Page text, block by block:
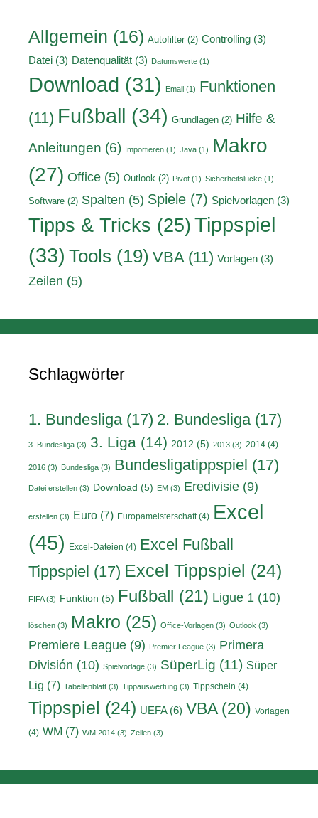
Allgemein (16) Autofilter (2) Controlling (3)
Datei (3) Datenqualität (3) Datumswerte (1)
Download (31) Email (1) Funktionen
(11) Fußball (34) Grundlagen (2) Hilfe &
Anleitungen (6) Importieren (1) Java (1)
Makro
(27) Office (5) Outlook (2) Pivot (1) Sicherheitslücke (1)
Software (2) Spalten (5) Spiele (7) Spielvorlagen (3)
Tipps & Tricks (25)Tippspiel
(33) Tools (19) VBA(11) Vorlagen (3)
Zeilen (5)
Schlagwörter
1. Bundesliga(17) 2. Bundesliga(17)
3. Bundesliga (3) 3. Liga (14) 2012 (5) 2013 (3) 2014 (4)
2016 (3) Bundesliga (3) Bundesligatippspiel (17)
Datei erstellen (3) Download (5) EM (3) Eredivisie (9)
erstellen (3) Euro (7) Europameisterschaft(4) Excel
(45)
Excel-Dateien (4) Excel Fußball
Tippspiel (17) Excel Tippspiel (24)
FIFA(3) Funktion (5) Fußball (21) Ligue 1 (10)
löschen (3) Makro (25) Office-Vorlagen (3) Outlook (3)
Premiere League (9) Premier League (3) Primera
División (10) Spielvorlage (3) SüperLig (11) Süper
Lig (7) Tabellenblatt (3) Tippauswertung (3) Tippschein (4)
Tippspiel (24) UEFA(6) VBA(20) Vorlagen
(4) WM (7) WM 2014 (3) Zeilen (3)